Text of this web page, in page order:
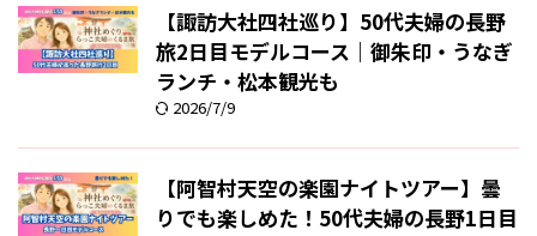
【諏訪大社四社巡り】50代夫婦の長野
旅2日目モデルコース｜御朱印・うなぎ
ランチ・松本観光も
2026/7/9
【阿智村天空の楽園ナイトツアー】曇
りでも楽しめた！50代夫婦の長野1日目